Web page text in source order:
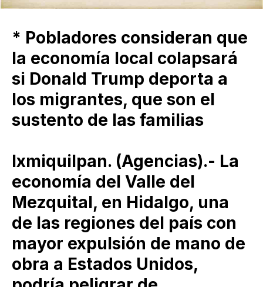
* Pobladores consideran que
la economía local colapsará
si Donald Trump deporta a
los migrantes, que son el
sustento de las familias
Ixmiquilpan. (Agencias).- La
economía del Valle del
Mezquital, en Hidalgo, una
de las regiones del país con
mayor expulsión de mano de
obra a Estados Unidos,